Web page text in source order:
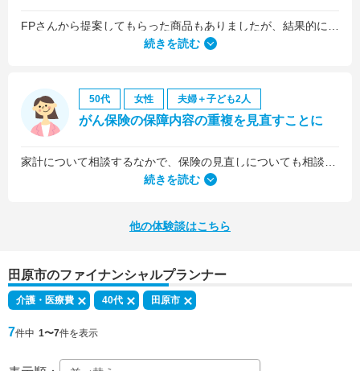
続きを読む
50代 女性 夫婦＋子ども2人
がん保険の保障内容の重複を見直すことに
続きを読む
他の体験談はこちら
田原市のファイナンシャルプランナー
介護・医療費 40代 田原市
7件中 1〜7件を表示